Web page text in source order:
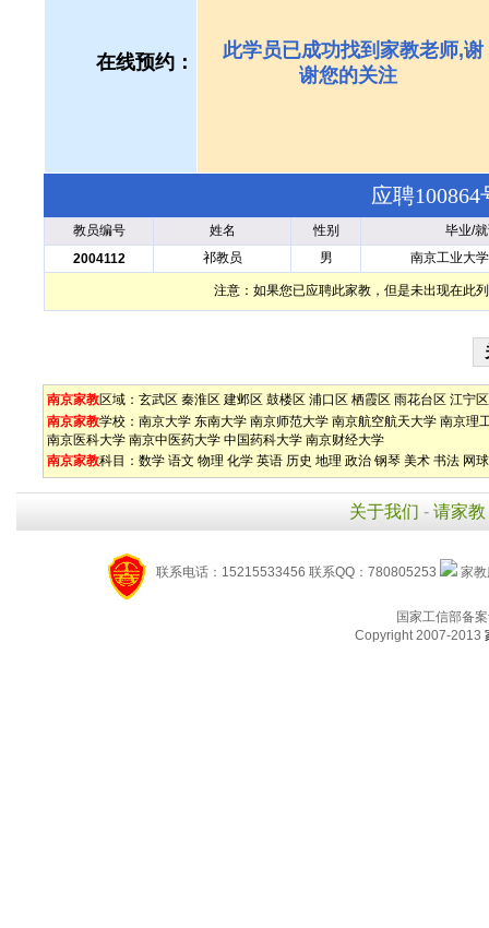
在线预约：
此学员已成功找到家教老师,谢
谢您的关注
应聘
教员编号 姓名 性别
毕业/
2004112
祁教员 男 南京工业大
注意：如果您已应聘此家教，但是未出现在此
南京家教区域： 玄武区 秦淮区 建邺区 鼓楼区 浦口区 栖霞区 雨花台区 江宁区
南京家教学校： 南京大学 东南大学 南京师范大学 南京航空航天大学 南京理
南京医科大学 南京中医药大学 中国药科大学 南京财经大学
南京家教科目： 数学 语文 物理 化学 英语 历史 地理 政治 钢琴 美术 书法 网球
关于我们 - 请家教
联系电话：15215533456 联系QQ：780805253 家
国家工信部备
Copyright 2007-2013